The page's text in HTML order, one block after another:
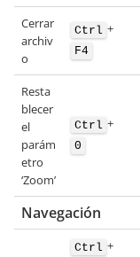
Cerrar
archiv
o
Ctrl +
F4
Resta
blecer
el
parám
etro
‘Zoom’
Ctrl +
0
Navegación
Ctrl +